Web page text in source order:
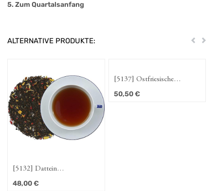
5. Zum Quartalsanfang
ALTERNATIVE PRODUKTE: Zurück
[5132] Dattein
Hausmischung
48,00€
[5137] Ostfriesische
Erdbeerschnute
50,50€